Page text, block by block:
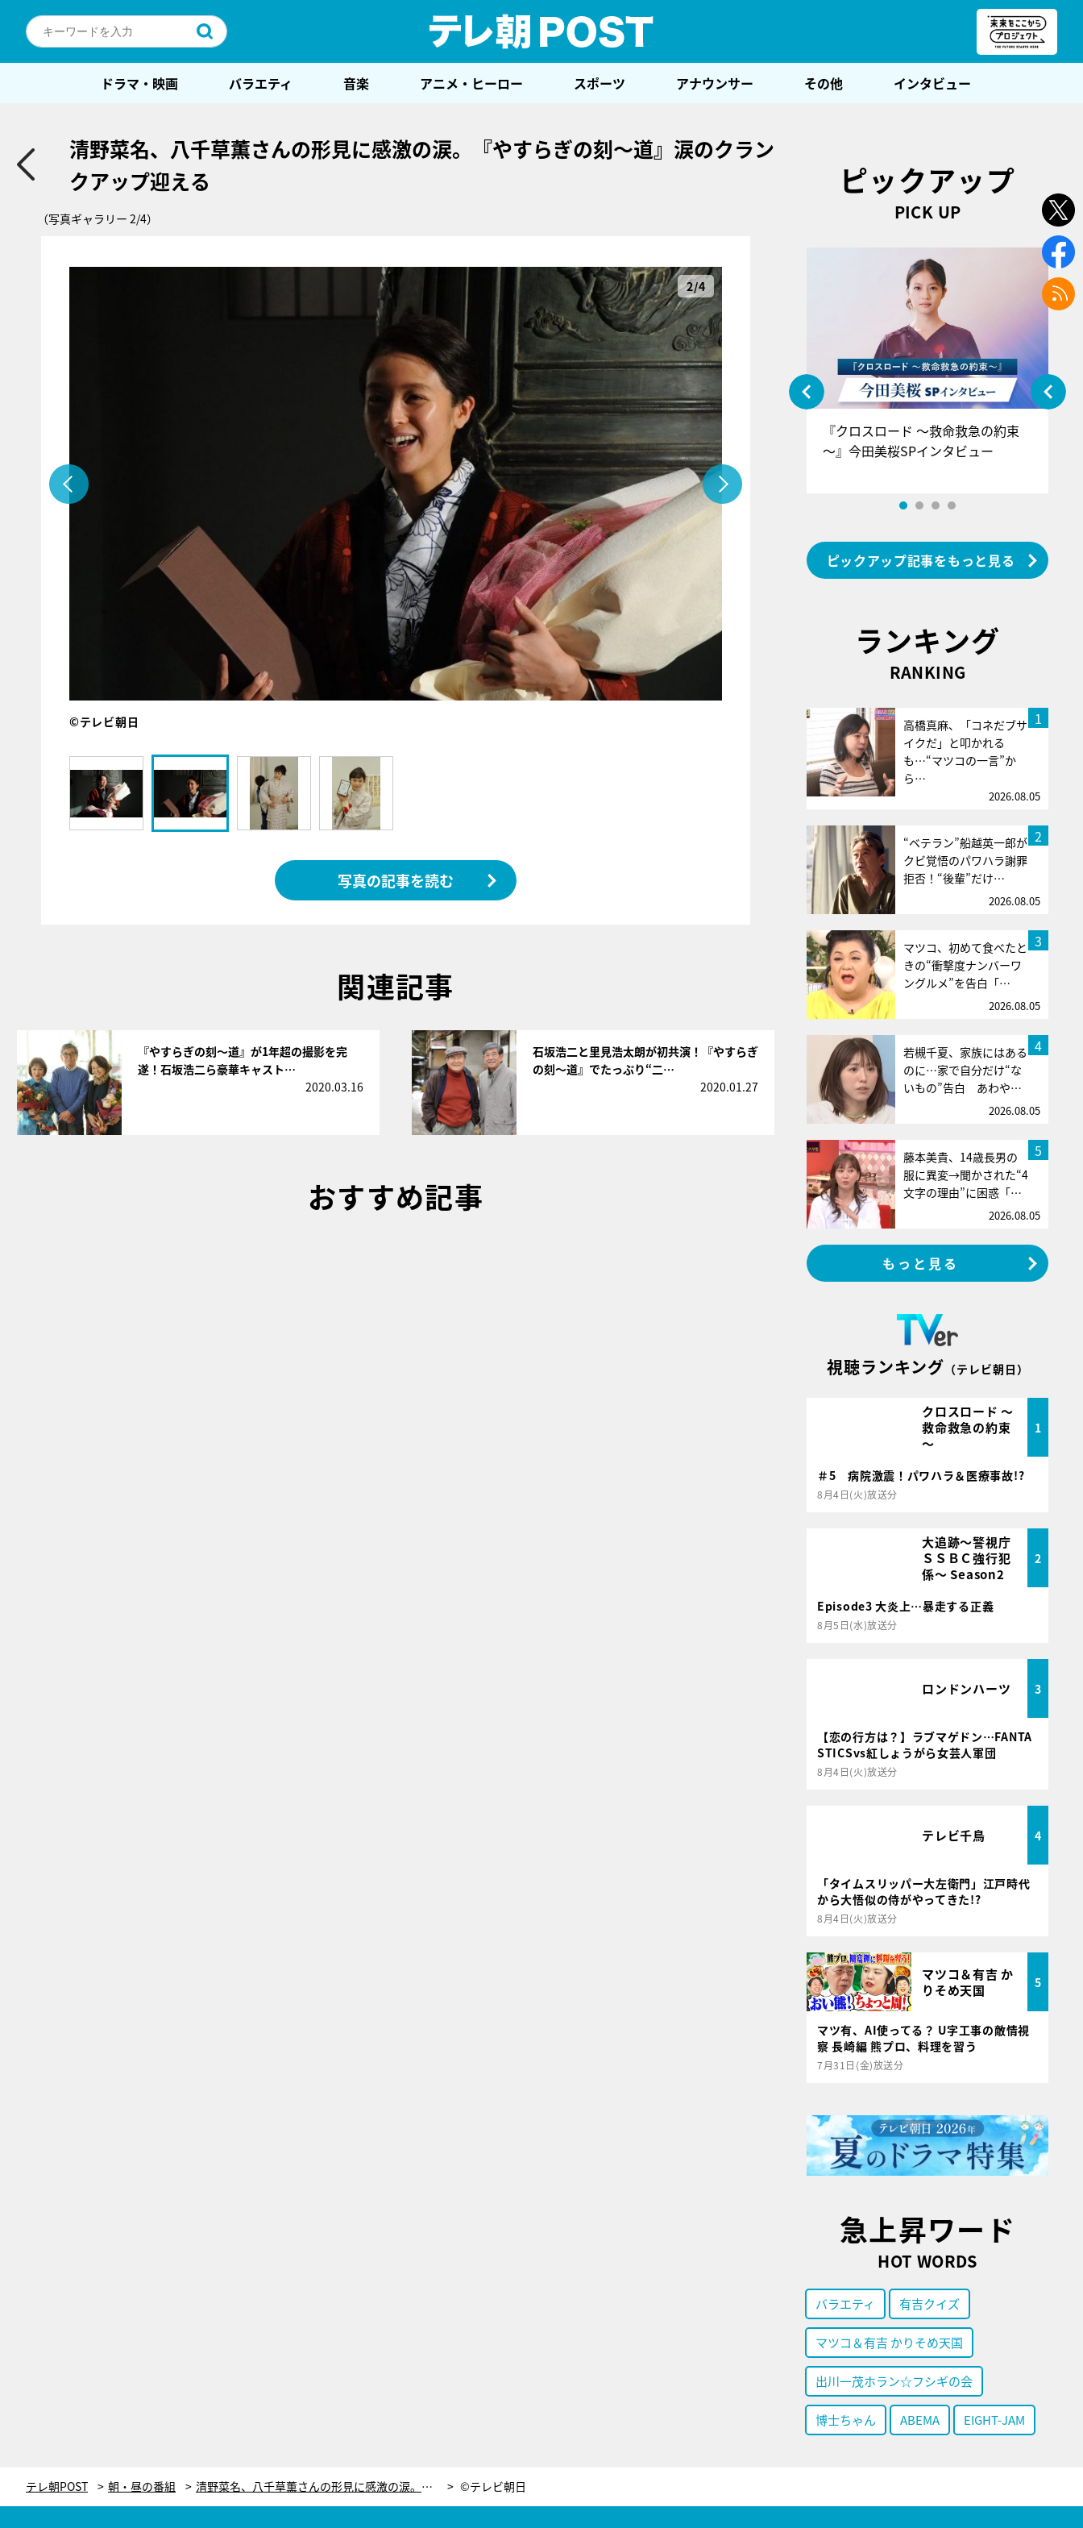
ドラマ・映画 バラエティ 音楽 アニメ・ヒーロー スポーツ アナウンサー その他 インタビュー
清野菜名、八千草薫さんの形見に感激の涙。『やすらぎの刻～道』涙のクラン
クアップ迎える
（写真ギャラリー 2/4）
2/4
©テレビ朝日
写真の記事を読む
関連記事
『やすらぎの刻～道』が1年超の撮影を完
遂！石坂浩二ら豪華キャスト…
2020.03.16
石坂浩二と里見浩太朗が初共演！『やすらぎ
の刻～道』でたっぷり“二…
2020.01.27
おすすめ記事
ピックアップ
PICK UP
『アイ＝ラブ！げーみんぐ』＝LOV
E齋藤樹愛羅＆佐々木舞香SPインタ
ビュー
『クロスロード ～救命救急の約束
～』今田美桜SPインタビュー
ピックアップ記事をもっと見る
ランキング
RANKING
1
高橋真麻、「コネだブサ
イクだ」と叩かれる
も…“マツコの一言”か
ら…
2026.08.05
2
“ベテラン”船越英一郎が
クビ覚悟のパワハラ謝罪
拒否！“後輩”だけ…
2026.08.05
3
マツコ、初めて食べたと
きの“衝撃度ナンバーワ
ングルメ”を告白「…
2026.08.05
4
若槻千夏、家族にはある
のに…家で自分だけ“な
いもの”告白 あわや…
2026.08.05
5
藤本美貴、14歳長男の
服に異変→聞かされた“4
文字の理由”に困惑「…
2026.08.05
もっと見る
視聴ランキング （テレビ朝日）
クロスロード ～
救命救急の約束
～
1
＃5 病院激震！パワハラ＆医療事故!?
8月4日(火)放送分
大追跡～警視庁
ＳＳＢＣ強行犯
係～ Season2
2
Episode3 大炎上…暴走する正義
8月5日(水)放送分
ロンドンハーツ 3
【恋の行方は？】ラブマゲドン…FANTA
STICSvs紅しょうがら女芸人軍団
8月4日(火)放送分
テレビ千鳥 4
「タイムスリッパー大左衛門」江戸時代
から大悟似の侍がやってきた!?
8月4日(火)放送分
マツコ＆有吉 か
りそめ天国
5
マツ有、AI使ってる？ U字工事の敵情視
察 長崎編 熊プロ、料理を習う
7月31日(金)放送分
急上昇ワード
HOT WORDS
バラエティ 有吉クイズ
マツコ＆有吉 かりそめ天国
出川一茂ホラン☆フシギの会
博士ちゃん ABEMA EIGHT-JAM
テレ朝POST 朝・昼の番組 清野菜名、八千草薫さんの形見に感激の涙。『やすらぎの刻～道』涙のクランクアップ迎える ©テレビ朝日